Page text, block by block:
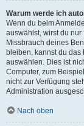
Warum werde ich
Wenn du beim
auswählst, wirst du
Missbrauch deines
bleiben, kannst du das
auswählen. Dies ist
Computer, zum
nicht zur Verfügung
Administration
Nach oben